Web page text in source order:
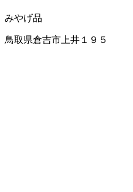
みやげ品
鳥取県倉吉市上井１９５